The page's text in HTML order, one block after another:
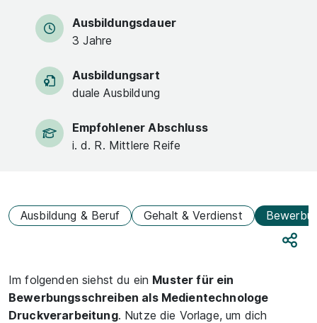
Ausbildungsdauer
3 Jahre
Ausbildungsart
duale Ausbildung
Empfohlener Abschluss
i. d. R. Mittlere Reife
Ausbildung & Beruf Gehalt & Verdienst
Im folgenden siehst du ein Muster für ein
Bewerbungsschreiben als Medientechnologe
Druckverarbeitung. Nutze die Vorlage, um dich